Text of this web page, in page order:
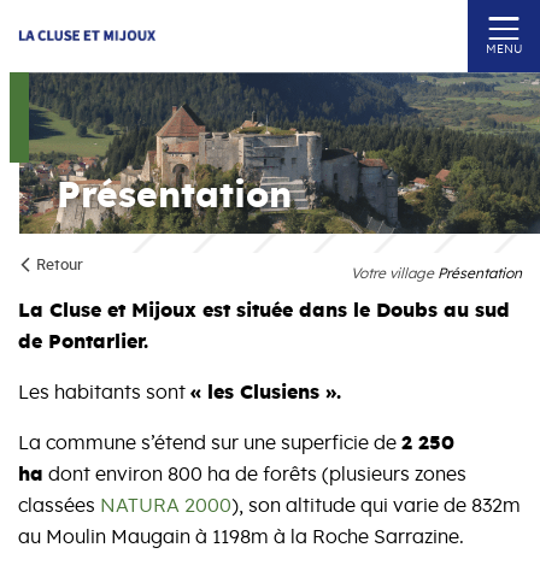
MENU
Présentation
Retour
Votre village Présentation
La Cluse et Mijoux est située dans le Doubs au sud
de Pontarlier.
Les habitants sont « les Clusiens ».
La commune s’étend sur une superficie de 2 250
ha dont environ 800 ha de forêts (plusieurs zones
classées NATURA 2000), son altitude qui varie de 832m
au Moulin Maugain à 1198m à la Roche Sarrazine.